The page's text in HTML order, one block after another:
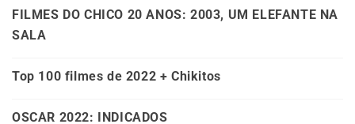
FILMES DO CHICO 20 ANOS: 2003, UM ELEFANTE NA
SALA
Top 100 filmes de 2022 + Chikitos
OSCAR 2022: INDICADOS